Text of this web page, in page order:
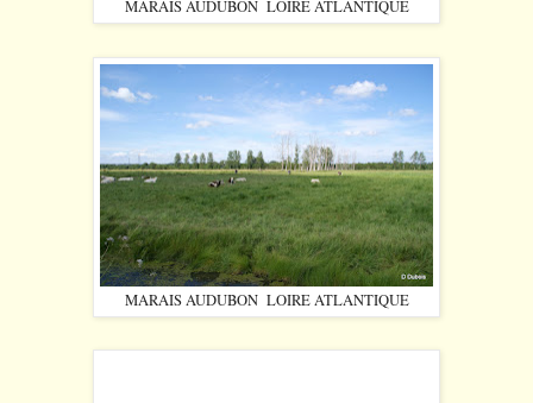
MARAIS AUDUBON LOIRE ATLANTIQUE
MARAIS AUDUBON LOIRE ATLANTIQUE